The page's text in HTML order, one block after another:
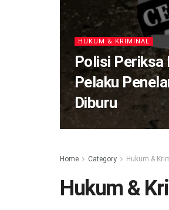
HUKUM & KRIMINAL
Polisi Periksa
Pelaku
Diburu
Home Category Hukum &
Hukum &